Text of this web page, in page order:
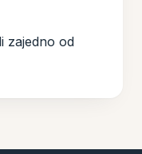
zajedno od